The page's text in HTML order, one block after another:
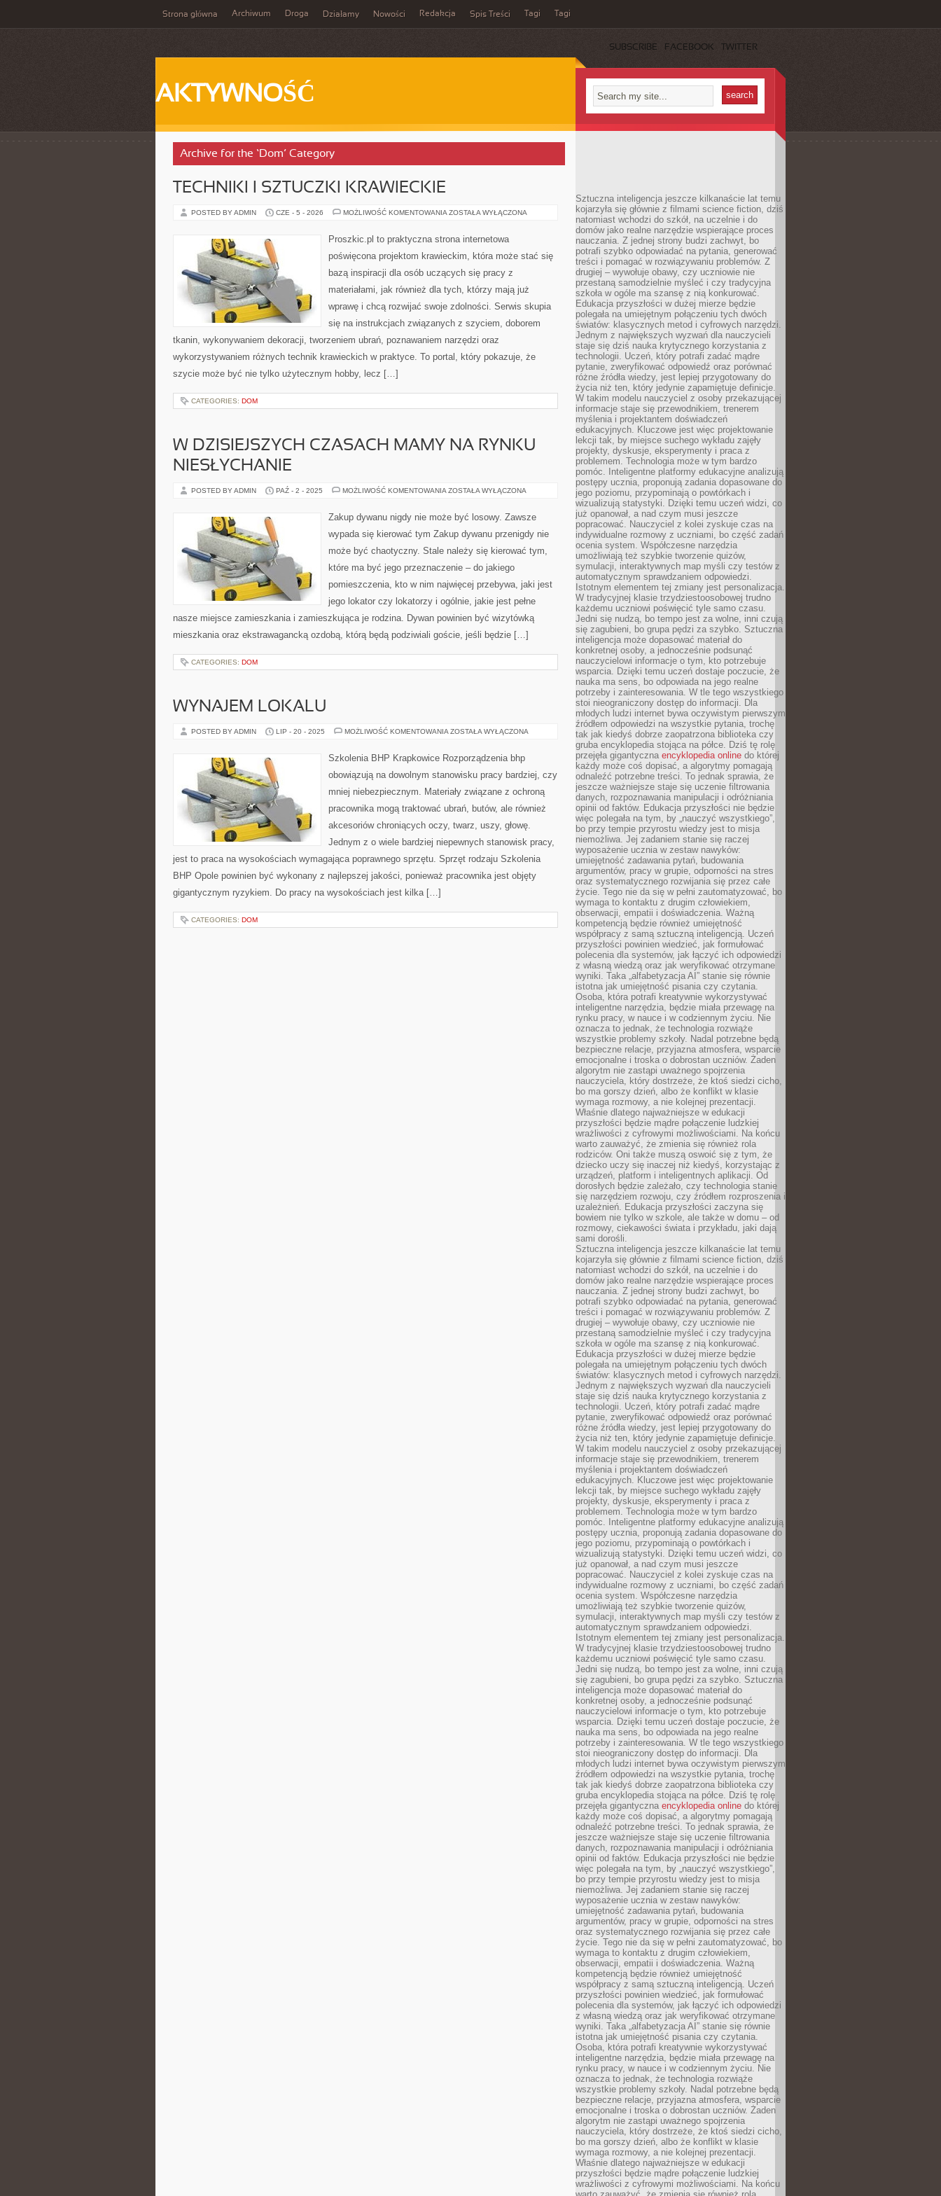
Strona główna Archiwum Droga Działamy Nowości Redakcja Spis Treści Tagi Tagi
SUBSCRIBE FACEBOOK TWITTER
AKTYWNOŚĆ
Archive for the ‘Dom’ Category
TECHNIKI I SZTUCZKI KRAWIECKIE
POSTED BY ADMIN CZE - 5 - 2026 MOŻLIWOŚĆ KOMENTOWANIA TECHNIKI
KRAWIECKIE
ZOSTAŁA WYŁĄCZONA
Proszkic.pl to praktyczna strona internetowa
poświęcona projektom krawieckim, która może stać się
bazą inspiracji dla osób uczących się pracy z
materiałami, jak również dla tych, którzy mają już
wprawę i chcą rozwijać swoje zdolności. Serwis skupia
się na instrukcjach związanych z szyciem, doborem
tkanin, wykonywaniem dekoracji, tworzeniem ubrań, poznawaniem narzędzi oraz
wykorzystywaniem różnych technik krawieckich w praktyce. To portal, który pokazuje, że
szycie może być nie tylko użytecznym hobby, lecz […]
CATEGORIES: DOM
W DZISIEJSZYCH CZASACH MAMY NA RYNKU
NIESŁYCHANIE
POSTED BY ADMIN PAŹ - 2 - 2025 MOŻLIWOŚĆ KOMENTOWANIA W
MAMY
NA
NIESŁYCHANIE
ZOSTAŁA WYŁĄCZONA
Zakup dywanu nigdy nie może być losowy. Zawsze
wypada się kierować tym Zakup dywanu przenigdy nie
może być chaotyczny. Stale należy się kierować tym,
które ma być jego przeznaczenie – do jakiego
pomieszczenia, kto w nim najwięcej przebywa, jaki jest
jego lokator czy lokatorzy i ogólnie, jakie jest pełne
nasze miejsce zamieszkania i zamieszkująca je rodzina. Dywan powinien być wizytówką
mieszkania oraz ekstrawagancką ozdobą, którą będą podziwiali goście, jeśli będzie […]
CATEGORIES: DOM
WYNAJEM LOKALU
POSTED BY ADMIN LIP - 20 - 2025 MOŻLIWOŚĆ KOMENTOWANIA WYNAJEM
ZOSTAŁA WYŁĄCZONA
Szkolenia BHP Krapkowice Rozporządzenia bhp
obowiązują na dowolnym stanowisku pracy bardziej, czy
mniej niebezpiecznym. Materiały związane z ochroną
pracownika mogą traktować ubrań, butów, ale również
akcesoriów chroniących oczy, twarz, uszy, głowę.
Jednym z o wiele bardziej niepewnych stanowisk pracy,
jest to praca na wysokościach wymagająca poprawnego sprzętu. Sprzęt rodzaju Szkolenia
BHP Opole powinien być wykonany z najlepszej jakości, ponieważ pracownika jest objęty
gigantycznym ryzykiem. Do pracy na wysokościach jest kilka […]
CATEGORIES: DOM
Sztuczna inteligencja jeszcze kilkanaście lat temu
kojarzyła się głównie z filmami science fiction, dziś
natomiast wchodzi do szkół, na uczelnie i do
domów jako realne narzędzie wspierające proces
nauczania. Z jednej strony budzi zachwyt, bo
potrafi szybko odpowiadać na pytania, generować
treści i pomagać w rozwiązywaniu problemów. Z
drugiej – wywołuje obawy, czy uczniowie nie
przestaną samodzielnie myśleć i czy tradycyjna
szkoła w ogóle ma szansę z nią konkurować.
Edukacja przyszłości w dużej mierze będzie
polegała na umiejętnym połączeniu tych dwóch
światów: klasycznych metod i cyfrowych narzędzi.
Jednym z największych wyzwań dla nauczycieli
staje się dziś nauka krytycznego korzystania z
technologii. Uczeń, który potrafi zadać mądre
pytanie, zweryfikować odpowiedź oraz porównać
różne źródła wiedzy, jest lepiej przygotowany do
życia niż ten, który jedynie zapamiętuje definicje.
W takim modelu nauczyciel z osoby przekazującej
informacje staje się przewodnikiem, trenerem
myślenia i projektantem doświadczeń
edukacyjnych. Kluczowe jest więc projektowanie
lekcji tak, by miejsce suchego wykładu zajęły
projekty, dyskusje, eksperymenty i praca z
problemem. Technologia może w tym bardzo
pomóc. Inteligentne platformy edukacyjne analizują
postępy ucznia, proponują zadania dopasowane do
jego poziomu, przypominają o powtórkach i
wizualizują statystyki. Dzięki temu uczeń widzi, co
już opanował, a nad czym musi jeszcze
popracować. Nauczyciel z kolei zyskuje czas na
indywidualne rozmowy z uczniami, bo część zadań
ocenia system. Współczesne narzędzia
umożliwiają też szybkie tworzenie quizów,
symulacji, interaktywnych map myśli czy testów z
automatycznym sprawdzaniem odpowiedzi.
Istotnym elementem tej zmiany jest personalizacja.
W tradycyjnej klasie trzydziestoosobowej trudno
każdemu uczniowi poświęcić tyle samo czasu.
Jedni się nudzą, bo tempo jest za wolne, inni czują
się zagubieni, bo grupa pędzi za szybko. Sztuczna
inteligencja może dopasować materiał do
konkretnej osoby, a jednocześnie podsunąć
nauczycielowi informacje o tym, kto potrzebuje
wsparcia. Dzięki temu uczeń dostaje poczucie, że
nauka ma sens, bo odpowiada na jego realne
potrzeby i zainteresowania. W tle tego wszystkiego
stoi nieograniczony dostęp do informacji. Dla
młodych ludzi internet bywa oczywistym pierwszym
źródłem odpowiedzi na wszystkie pytania, trochę
tak jak kiedyś dobrze zaopatrzona biblioteka czy
gruba encyklopedia stojąca na półce. Dziś tę rolę
przejęła gigantyczna encyklopedia online do której
każdy może coś dopisać, a algorytmy pomagają
odnaleźć potrzebne treści. To jednak sprawia, że
jeszcze ważniejsze staje się uczenie filtrowania
danych, rozpoznawania manipulacji i odróżniania
opinii od faktów. Edukacja przyszłości nie będzie
więc polegała na tym, by „nauczyć wszystkiego”,
bo przy tempie przyrostu wiedzy jest to misja
niemożliwa. Jej zadaniem stanie się raczej
wyposażenie ucznia w zestaw nawyków:
umiejętność zadawania pytań, budowania
argumentów, pracy w grupie, odporności na stres
oraz systematycznego rozwijania się przez całe
życie. Tego nie da się w pełni zautomatyzować, bo
wymaga to kontaktu z drugim człowiekiem,
obserwacji, empatii i doświadczenia. Ważną
kompetencją będzie również umiejętność
współpracy z samą sztuczną inteligencją. Uczeń
przyszłości powinien wiedzieć, jak formułować
polecenia dla systemów, jak łączyć ich odpowiedzi
z własną wiedzą oraz jak weryfikować otrzymane
wyniki. Taka „alfabetyzacja AI” stanie się równie
istotna jak umiejętność pisania czy czytania.
Osoba, która potrafi kreatywnie wykorzystywać
inteligentne narzędzia, będzie miała przewagę na
rynku pracy, w nauce i w codziennym życiu. Nie
oznacza to jednak, że technologia rozwiąże
wszystkie problemy szkoły. Nadal potrzebne będą
bezpieczne relacje, przyjazna atmosfera, wsparcie
emocjonalne i troska o dobrostan uczniów. Żaden
algorytm nie zastąpi uważnego spojrzenia
nauczyciela, który dostrzeże, że ktoś siedzi cicho,
bo ma gorszy dzień, albo że konflikt w klasie
wymaga rozmowy, a nie kolejnej prezentacji.
Właśnie dlatego najważniejsze w edukacji
przyszłości będzie mądre połączenie ludzkiej
wrażliwości z cyfrowymi możliwościami. Na końcu
warto zauważyć, że zmienia się również rola
rodziców. Oni także muszą oswoić się z tym, że
dziecko uczy się inaczej niż kiedyś, korzystając z
urządzeń, platform i inteligentnych aplikacji. Od
dorosłych będzie zależało, czy technologia stanie
się narzędziem rozwoju, czy źródłem rozproszenia i
uzależnień. Edukacja przyszłości zaczyna się
bowiem nie tylko w szkole, ale także w domu – od
rozmowy, ciekawości świata i przykładu, jaki dają
sami dorośli.
Sztuczna inteligencja jeszcze kilkanaście lat temu
kojarzyła się głównie z filmami science fiction, dziś
natomiast wchodzi do szkół, na uczelnie i do
domów jako realne narzędzie wspierające proces
nauczania. Z jednej strony budzi zachwyt, bo
potrafi szybko odpowiadać na pytania, generować
treści i pomagać w rozwiązywaniu problemów. Z
drugiej – wywołuje obawy, czy uczniowie nie
przestaną samodzielnie myśleć i czy tradycyjna
szkoła w ogóle ma szansę z nią konkurować.
Edukacja przyszłości w dużej mierze będzie
polegała na umiejętnym połączeniu tych dwóch
światów: klasycznych metod i cyfrowych narzędzi.
Jednym z największych wyzwań dla nauczycieli
staje się dziś nauka krytycznego korzystania z
technologii. Uczeń, który potrafi zadać mądre
pytanie, zweryfikować odpowiedź oraz porównać
różne źródła wiedzy, jest lepiej przygotowany do
życia niż ten, który jedynie zapamiętuje definicje.
W takim modelu nauczyciel z osoby przekazującej
informacje staje się przewodnikiem, trenerem
myślenia i projektantem doświadczeń
edukacyjnych. Kluczowe jest więc projektowanie
lekcji tak, by miejsce suchego wykładu zajęły
projekty, dyskusje, eksperymenty i praca z
problemem. Technologia może w tym bardzo
pomóc. Inteligentne platformy edukacyjne analizują
postępy ucznia, proponują zadania dopasowane do
jego poziomu, przypominają o powtórkach i
wizualizują statystyki. Dzięki temu uczeń widzi, co
już opanował, a nad czym musi jeszcze
popracować. Nauczyciel z kolei zyskuje czas na
indywidualne rozmowy z uczniami, bo część zadań
ocenia system. Współczesne narzędzia
umożliwiają też szybkie tworzenie quizów,
symulacji, interaktywnych map myśli czy testów z
automatycznym sprawdzaniem odpowiedzi.
Istotnym elementem tej zmiany jest personalizacja.
W tradycyjnej klasie trzydziestoosobowej trudno
każdemu uczniowi poświęcić tyle samo czasu.
Jedni się nudzą, bo tempo jest za wolne, inni czują
się zagubieni, bo grupa pędzi za szybko. Sztuczna
inteligencja może dopasować materiał do
konkretnej osoby, a jednocześnie podsunąć
nauczycielowi informacje o tym, kto potrzebuje
wsparcia. Dzięki temu uczeń dostaje poczucie, że
nauka ma sens, bo odpowiada na jego realne
potrzeby i zainteresowania. W tle tego wszystkiego
stoi nieograniczony dostęp do informacji. Dla
młodych ludzi internet bywa oczywistym pierwszym
źródłem odpowiedzi na wszystkie pytania, trochę
tak jak kiedyś dobrze zaopatrzona biblioteka czy
gruba encyklopedia stojąca na półce. Dziś tę rolę
przejęła gigantyczna encyklopedia online do której
każdy może coś dopisać, a algorytmy pomagają
odnaleźć potrzebne treści. To jednak sprawia, że
jeszcze ważniejsze staje się uczenie filtrowania
danych, rozpoznawania manipulacji i odróżniania
opinii od faktów. Edukacja przyszłości nie będzie
więc polegała na tym, by „nauczyć wszystkiego”,
bo przy tempie przyrostu wiedzy jest to misja
niemożliwa. Jej zadaniem stanie się raczej
wyposażenie ucznia w zestaw nawyków:
umiejętność zadawania pytań, budowania
argumentów, pracy w grupie, odporności na stres
oraz systematycznego rozwijania się przez całe
życie. Tego nie da się w pełni zautomatyzować, bo
wymaga to kontaktu z drugim człowiekiem,
obserwacji, empatii i doświadczenia. Ważną
kompetencją będzie również umiejętność
współpracy z samą sztuczną inteligencją. Uczeń
przyszłości powinien wiedzieć, jak formułować
polecenia dla systemów, jak łączyć ich odpowiedzi
z własną wiedzą oraz jak weryfikować otrzymane
wyniki. Taka „alfabetyzacja AI” stanie się równie
istotna jak umiejętność pisania czy czytania.
Osoba, która potrafi kreatywnie wykorzystywać
inteligentne narzędzia, będzie miała przewagę na
rynku pracy, w nauce i w codziennym życiu. Nie
oznacza to jednak, że technologia rozwiąże
wszystkie problemy szkoły. Nadal potrzebne będą
bezpieczne relacje, przyjazna atmosfera, wsparcie
emocjonalne i troska o dobrostan uczniów. Żaden
algorytm nie zastąpi uważnego spojrzenia
nauczyciela, który dostrzeże, że ktoś siedzi cicho,
bo ma gorszy dzień, albo że konflikt w klasie
wymaga rozmowy, a nie kolejnej prezentacji.
Właśnie dlatego najważniejsze w edukacji
przyszłości będzie mądre połączenie ludzkiej
wrażliwości z cyfrowymi możliwościami. Na końcu